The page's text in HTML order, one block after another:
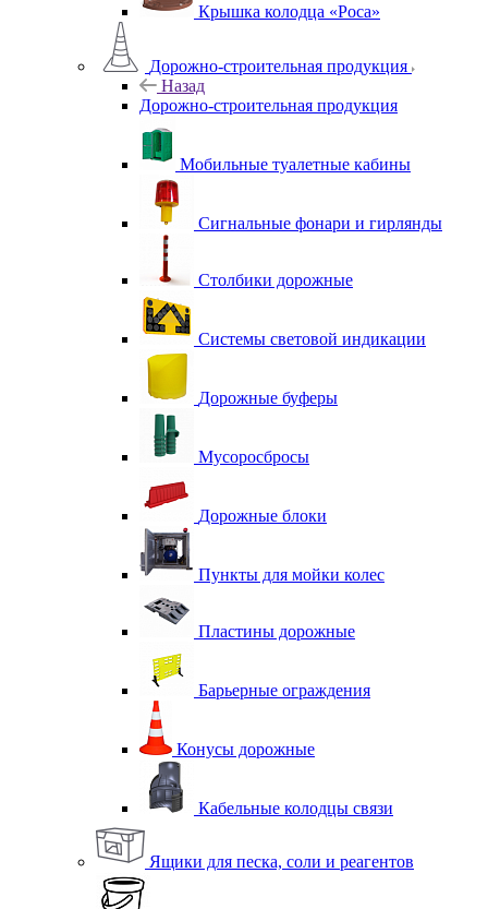
Крышка колодца «Роса»
Дорожно-строительная продукция
Назад
Дорожно-строительная продукция
Мобильные туалетные кабины
Сигнальные фонари и гирлянды
Столбики дорожные
Системы световой индикации
Дорожные буферы
Мусоросбросы
Дорожные блоки
Пункты для мойки колес
Пластины дорожные
Барьерные ограждения
Конусы дорожные
Кабельные колодцы связи
Ящики для песка, соли и реагентов